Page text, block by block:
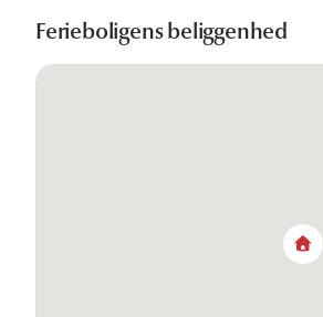
Ferieboligens beliggenhed